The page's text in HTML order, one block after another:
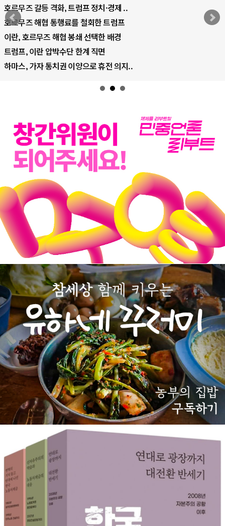
호르무즈 갈등 격화, 트럼프 정치·경제 ..
호르무즈 해협 통행료를 철회한 트럼프
이란, 호르무즈 해협 봉쇄 선택한 배경
트럼프, 이란 압박수단 한계 직면
하마스, 가자 통치권 이양으로 휴전 의지..